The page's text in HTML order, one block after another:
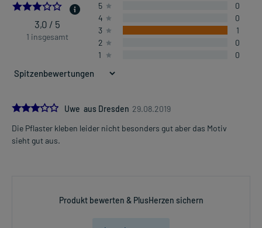
3.0
3,0 / 5
1 insgesamt
5
0
4
0
3
1
2
0
1
0
3.0
Uwe aus Dresden 29.08.2019
Die Pflaster kleben leider nicht besonders gut aber das Motiv
sieht gut aus.
Produkt bewerten & PlusHerzen sichern